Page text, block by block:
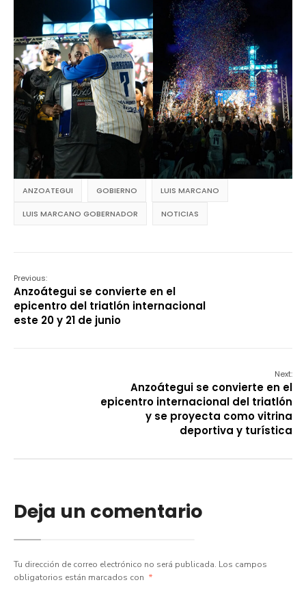
ANZOATEGUI GOBIERNO LUIS MARCANO
LUIS MARCANO GOBERNADOR NOTICIAS
Previous:
Anzoátegui se convierte en el
epicentro del triatlón internacional
este 20 y 21 de junio
Next:
Anzoátegui se convierte en el
epicentro internacional del triatlón
y se proyecta como vitrina
deportiva y turística
Deja un comentario
Tu dirección de correo electrónico no será publicada. Los campos
obligatorios están marcados con *